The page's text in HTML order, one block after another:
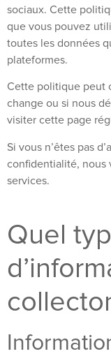
sociaux. Cette
que vous pouvez
toutes les données
plateformes.
Cette politique peut
change ou si nous
visiter cette page
Si vous n’êtes pas
confidentialité, nous
services.
Quel